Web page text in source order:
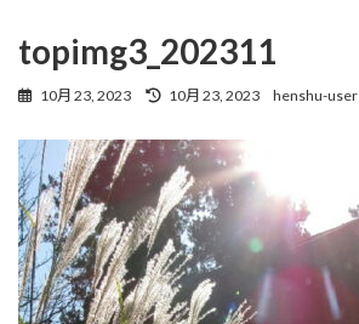
topimg3_202311
10月 23, 2023
最
更
日
時
:
10月 23, 2023 henshu-user